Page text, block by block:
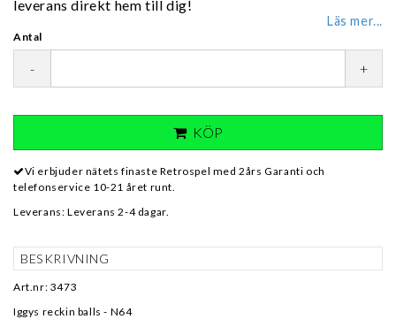
leverans direkt hem till dig!
Läs mer...
Antal
- +
KÖP
Vi erbjuder nätets finaste Retrospel med 2års Garanti och
telefonservice 10-21 året runt.
Leverans: Leverans 2-4 dagar.
BESKRIVNING
Art.nr: 3473
Iggys reckin balls - N64